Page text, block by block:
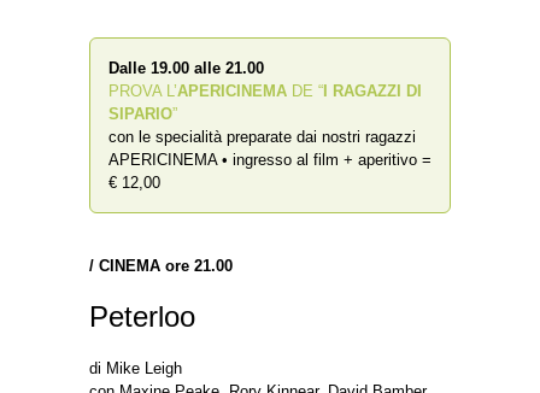
Dalle 19.00 alle 21.00
PROVA L’APERICINEMA DE “ I RAGAZZI DI
SIPARIO”
con le specialità preparate dai nostri ragazzi
APERICINEMA • ingresso al film + aperitivo =
€ 12,00
/ CINEMA ore 21.00
Peterloo
di Mike Leigh